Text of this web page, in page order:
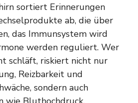
sortiert Erinnerungen
ab, die über
das Immunsystem wird
werden reguliert. Wer
schläft, riskiert nicht nur
Reizbarkeit und
sondern auch